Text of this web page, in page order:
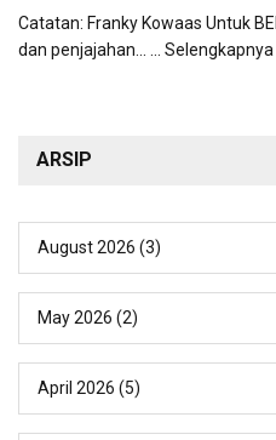
Catatan: Franky Kowaas Untuk
dan penjajahan...
...
ARSIP
August 2026 (3)
May 2026 (2)
April 2026 (5)